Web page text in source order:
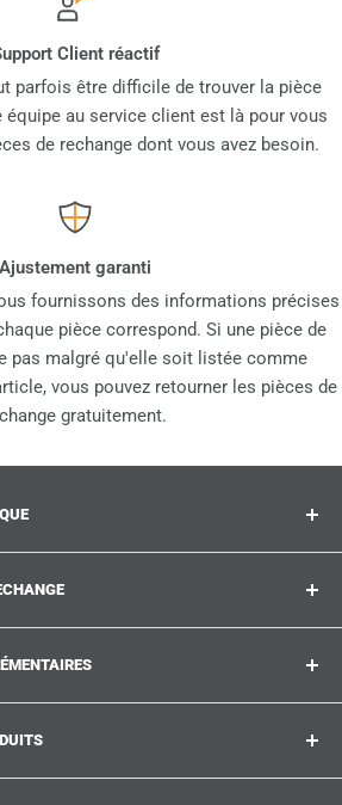
Client réactif
parfois être difficile de trouver la pièce
au service client est là pour vous
de rechange dont vous avez besoin.
Ajustement garanti
fournissons des informations précises
pièce correspond. Si une pièce de
pas malgré qu'elle soit listée comme
vous pouvez retourner les pièces de
gratuitement.
et améliorations pour vos
préférés. Chez suitcase.repair,
toute confiance que nos pièces
numéro de produit ?
être réparés ?
la pièce de rechange que vous